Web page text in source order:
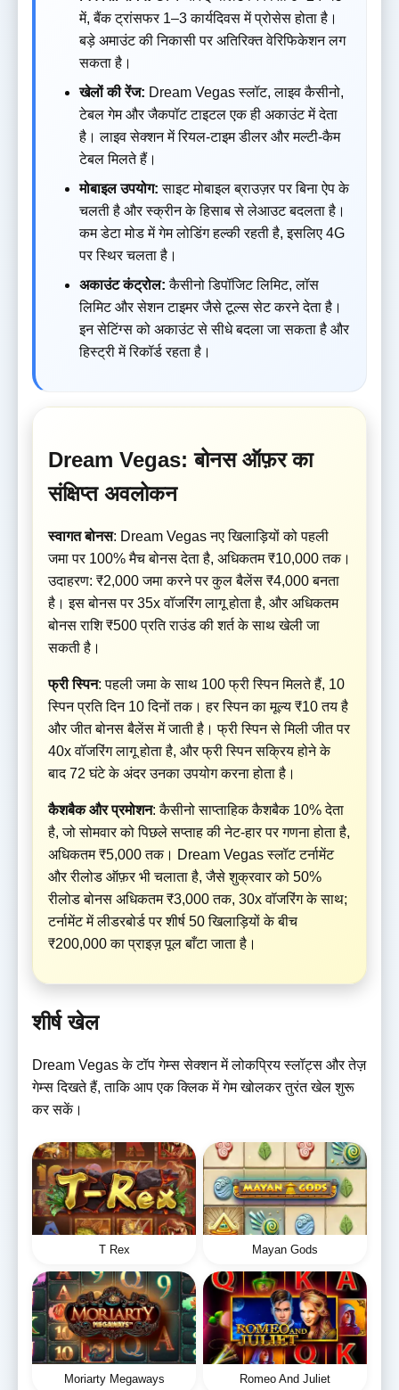
में, बैंक ट्रांसफर 1–3 कार्यदिवस में प्रोसेस होता है।
बड़े अमाउंट की निकासी पर अतिरिक्त वेरिफिकेशन लग
सकता है।
खेलों की रेंज: Dream Vegas स्लॉट, लाइव कैसीनो,
टेबल गेम और जैकपॉट टाइटल एक ही अकाउंट में देता
है। लाइव सेक्शन में रियल-टाइम डीलर और मल्टी-कैम
टेबल मिलते हैं।
मोबाइल उपयोग: साइट मोबाइल ब्राउज़र पर बिना ऐप के
चलती है और स्क्रीन के हिसाब से लेआउट बदलता है।
कम डेटा मोड में गेम लोडिंग हल्की रहती है, इसलिए 4G
पर स्थिर चलता है।
अकाउंट कंट्रोल: कैसीनो डिपॉजिट लिमिट, लॉस
लिमिट और सेशन टाइमर जैसे टूल्स सेट करने देता है।
इन सेटिंग्स को अकाउंट से सीधे बदला जा सकता है और
हिस्ट्री में रिकॉर्ड रहता है।
Dream Vegas: बोनस ऑफ़र का
संक्षिप्त अवलोकन
स्वागत बोनस: Dream Vegas नए खिलाड़ियों को पहली
जमा पर 100% मैच बोनस देता है, अधिकतम ₹10,000 तक।
उदाहरण: ₹2,000 जमा करने पर कुल बैलेंस ₹4,000 बनता
है। इस बोनस पर 35x वॉजरिंग लागू होता है, और अधिकतम
बोनस राशि ₹500 प्रति राउंड की शर्त के साथ खेली जा
सकती है।
फ्री स्पिन: पहली जमा के साथ 100 फ्री स्पिन मिलते हैं, 10
स्पिन प्रति दिन 10 दिनों तक। हर स्पिन का मूल्य ₹10 तय है
और जीत बोनस बैलेंस में जाती है। फ्री स्पिन से मिली जीत पर
40x वॉजरिंग लागू होता है, और फ्री स्पिन सक्रिय होने के
बाद 72 घंटे के अंदर उनका उपयोग करना होता है।
कैशबैक और प्रमोशन: कैसीनो साप्ताहिक कैशबैक 10% देता
है, जो सोमवार को पिछले सप्ताह की नेट-हार पर गणना होता है,
अधिकतम ₹5,000 तक। Dream Vegas स्लॉट टर्नामेंट
और रीलोड ऑफ़र भी चलाता है, जैसे शुक्रवार को 50%
रीलोड बोनस अधिकतम ₹3,000 तक, 30x वॉजरिंग के साथ;
टर्नामेंट में लीडरबोर्ड पर शीर्ष 50 खिलाड़ियों के बीच
₹200,000 का प्राइज़ पूल बाँटा जाता है।
शीर्ष खेल
Dream Vegas के टॉप गेम्स सेक्शन में लोकप्रिय स्लॉट्स और तेज़
गेम्स दिखते हैं, ताकि आप एक क्लिक में गेम खोलकर तुरंत खेल शुरू
कर सकें।
T Rex Mayan Gods
Moriarty Megaways Romeo And Juliet